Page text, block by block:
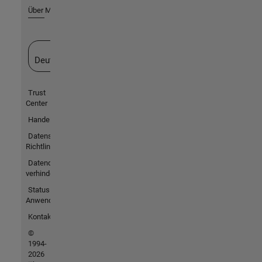
Über MathWorks
Deutschland
Trust
Center
Handelsmarken
Datenschutz-
Richtlinien
Datendiebstahl
verhindern
Status von
Anwendungen
Kontakt
©
1994-
2026